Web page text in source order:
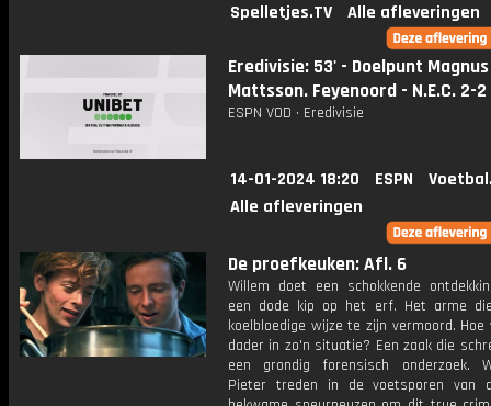
Spelletjes.TV
Alle afleveringen
Eredivisie: 53' - Doelpunt Magnus
Mattsson. Feyenoord - N.E.C. 2-2
ESPN VOD • Eredivisie
14-01-2024 18:20 ESPN
Alle afleveringen
De proefkeuken: Afl. 6
Willem doet een schokkende
een dode kip op het erf. Het arme
koelbloedige wijze te zijn vermoord. Hoe
dader in zo'n situatie? Een zaak die
een grondig forensisch onderzoek.
Pieter treden in de voetsporen van